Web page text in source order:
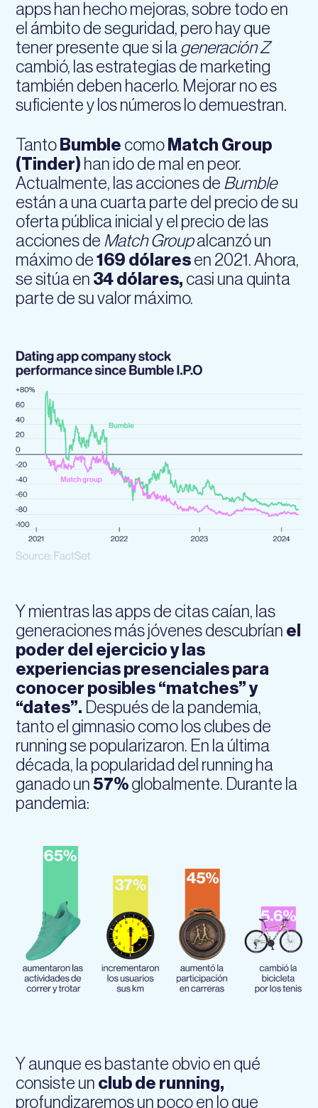
apps han hecho mejoras, sobre todo en
el ámbito de seguridad, pero hay que
tener presente que si la generación Z
cambió, las estrategias de marketing
también deben hacerlo. Mejorar no es
suficiente y los números lo demuestran.
Tanto Bumble como Match Group
(Tinder) han ido de mal en peor.
Actualmente, las acciones de Bumble
están a una cuarta parte del precio de su
oferta pública inicial y el precio de las
acciones de Match Groupalcanzó un
máximo de169 dólares en 2021. Ahora,
se sitúa en 34 dólares, casi una quinta
parte de su valor máximo.
Y mientras las apps de citas caían, las
generaciones más jóvenes descubrían el
poder del ejercicio y las
experiencias presenciales para
conocer posibles “matches” y
“dates”. Después de la pandemia,
tanto el gimnasio como los clubes de
running se popularizaron. En la última
década, la popularidad del running ha
ganado un57% globalmente. Durante la
pandemia:
Y aunque es bastante obvio en qué
consiste un club de running,
profundizaremos un poco en lo que